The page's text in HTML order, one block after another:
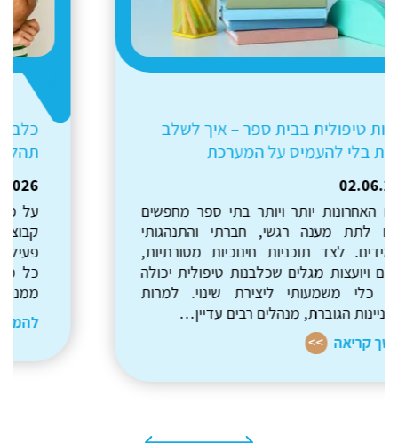
כלבנות טיפולית – פעילות חווייתית או
תהליך חינוכי?
על פניו זה יכול להיראות דומה, יש כלבים, יש
קבוצה, ויש פעילות משותפת.בפועל הבחירה בין
פעילות חווייתית לבין תהליך חינוכי משפיעה על
כל מה שקורה בתוך המפגש, ועל מה שנשאר
ממנו אחר כך. ההבדל מתבטא…
להמשך קריאה